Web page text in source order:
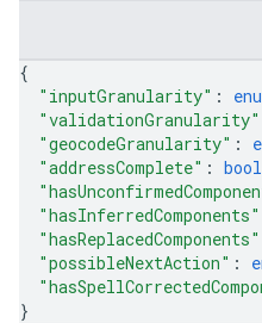
{
"inputGranularity" :
"validationGranularity"
"geocodeGranularity" :
"addressComplete" :
"hasInferredComponents"
"hasReplacedComponents"
"possibleNextAction" :
}